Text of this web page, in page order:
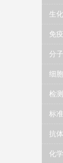
生
免
分
细
检
标
抗
化